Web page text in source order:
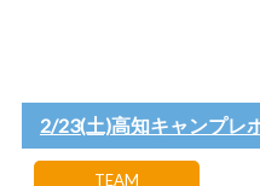
2/23(土)高知キャンプレ
TEAM